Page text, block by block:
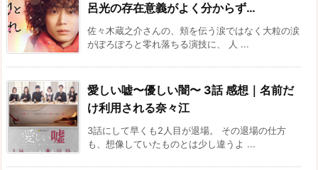
呂光の存在意義がよく分からず…
佐々木蔵之介さんの、頬を伝う涙ではなく大粒の涙
がぽろぽろと零れ落ちる演技に、 人 ...
愛しい嘘〜優しい闇〜 3話 感想｜名前だ
け利用される奈々江
3話にして早くも2人目が退場。 その退場の仕方
も、想像していたものとは少し違うよ ...